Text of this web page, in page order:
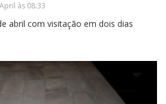
às 08:33
abril com visitação em dois dias